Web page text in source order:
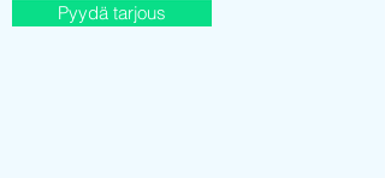
Pyydä tarjous